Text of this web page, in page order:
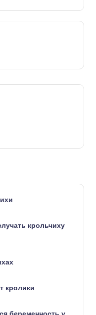
крольчиху
кролики